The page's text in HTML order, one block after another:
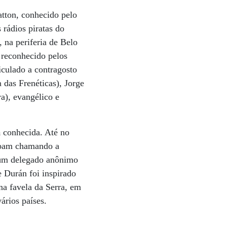
conhecido pelo
rádios piratas do
na periferia de Belo
pelos
a contragosto
Frenéticas), Jorge
evangélico e
Até no
chamando a
delegado anônimo
Durán foi inspirado
favela da Serra, em
países.